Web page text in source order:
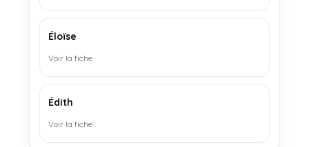
Éloïse
Voir la fiche
Édith
Voir la fiche